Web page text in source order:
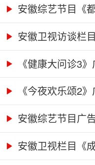
广...安徽综艺节目《
名、...
安徽卫视访谈栏
权...《健康大问诊3
别...《今夜欢乐颂2
及...安徽综艺节目广
广...安徽卫视栏目《